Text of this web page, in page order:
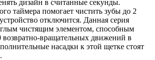
дизайн в считанные секунды.
таймера помогает чистить зубы до 2
отключится. Данная серия
чистящим элементом, способным
возвратно-вращательных движений в
насадки к этой щетке стоят